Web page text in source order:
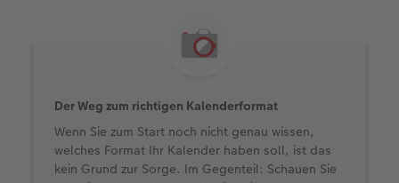
Der Weg zum richtigen Kalenderformat
Wenn Sie zum Start noch nicht genau wissen,
welches Format Ihr Kalender haben soll, ist das
kein Grund zur Sorge. Im Gegenteil: Schauen Sie